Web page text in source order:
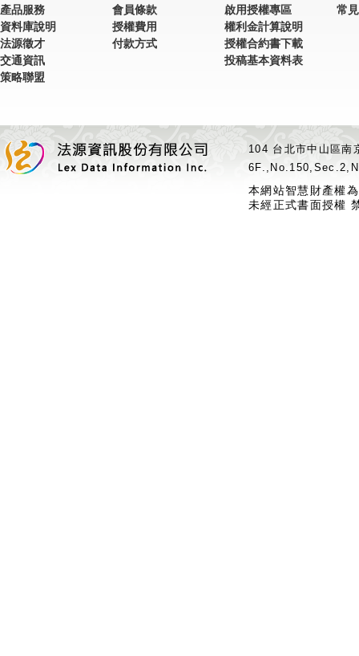
產品服務
資料庫說明
法源徵才
交通資訊
策略聯盟
會員條款
授權費用
付款方式
啟用授權專區
權利金計算說明
授權合約書下載
投稿基本資料表
常
104 台北市中山區
本網站智慧財產權
未經正式書面授權